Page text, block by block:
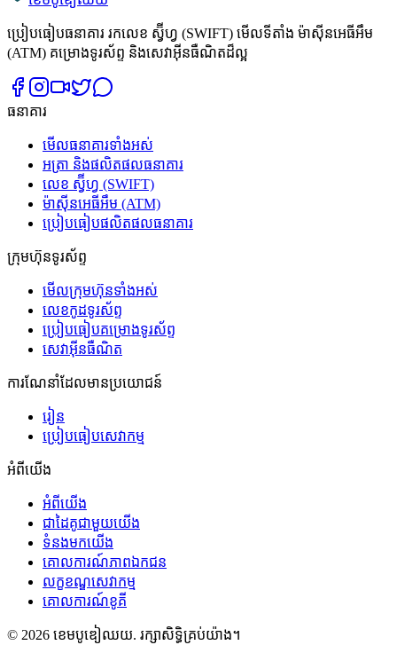
ប្រៀបធៀបធនាគារ រកលេខ ស្វ៊ីហ្វ (SWIFT) មើលទីតាំង ម៉ាស៊ីនអេធីអឹម
(ATM) គម្រោងទូរស័ព្ទ និងសេវាអ៊ីនធឺណិតដ៏ល្អ
ធនាគារ
មើលធនាគារទាំងអស់
អត្រា និងផលិតផលធនាគារ
លេខ ស្វ៊ីហ្វ (SWIFT)
ម៉ាស៊ីនអេធីអឹម (ATM)
ប្រៀបធៀបផលិតផលធនាគារ
ក្រុមហ៊ុនទូរស័ព្ទ
មើលក្រុមហ៊ុនទាំងអស់
លេខកូដទូរស័ព្ទ
ប្រៀបធៀបគម្រោងទូរស័ព្ទ
សេវាអ៊ីនធឺណិត
ការណែនាំដែលមានប្រយោជន៍
រៀន
ប្រៀបធៀបសេវាកម្ម
អំពីយើង
អំពីយើង
ជាដៃគូជាមួយយើង
ទំនងមកយើង
គោលការណ៍ភាពឯកជន
លក្ខខណ្ឌសេវាកម្ម
គោលការណ៍ខូគី
© 2026 ខេមបូឌៀឈយ. រក្សាសិទ្ធិគ្រប់យ៉ាង។